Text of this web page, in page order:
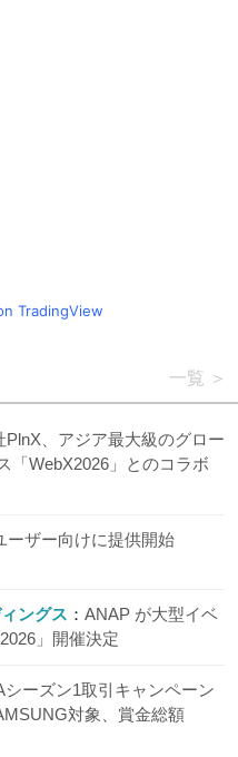
TradingView
一覧
PlnX、アジア最大級のグロー
「WebX2026」とのコラボ
ーザー向けに提供開始
ングス
ANAP が大型イベ
」開催決定
ーズン1取引キャンペーン
対象、賞金総額